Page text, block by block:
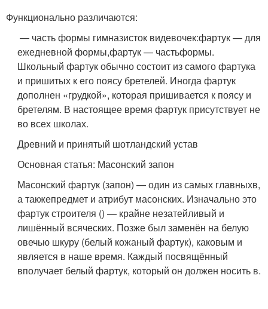
Функционально различаются:
— часть формы гимназисток видевочек:фартук — для
ежедневной формы,фартук — частьформы.
Школьный фартук обычно состоит из самого фартука
и пришитых к его поясу бретелей. Иногда фартук
дополнен «грудкой», которая пришивается к поясу и
бретелям. В настоящее время фартук присутствует не
во всех школах.
Древний и принятый шотландский устав
Основная статья: Масонский запон
Масонский фартук (запон) — один из самых главныхв,
а такжепредмет и атрибут масонских. Изначально это
фартук строителя () — крайне незатейливый и
лишённый всяческих. Позже был заменён на белую
овечью шкуру (белый кожаный фартук), каковым и
является в наше время. Каждый посвящённый
вполучает белый фартук, который он должен носить в.